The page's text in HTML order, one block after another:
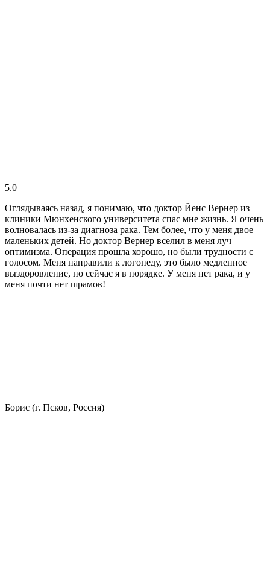
5.0
Оглядываясь назад, я понимаю, что доктор Йенс Вернер из
клиники Мюнхенского университета спас мне жизнь. Я очень
волновалась из-за диагноза рака. Тем более, что у меня двое
маленьких детей. Но доктор Вернер вселил в меня луч
оптимизма. Операция прошла хорошо, но были трудности с
голосом. Меня направили к логопеду, это было медленное
выздоровление, но сейчас я в порядке. У меня нет рака, и у
меня почти нет шрамов!
Борис (г. Псков, Россия)